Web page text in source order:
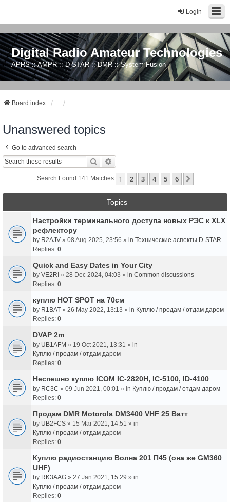
Login
Digital Radio Amateur Technologies
APRS :: AMPR :: D-STAR :: DMR :: System Fusion
Board index
Unanswered topics
Go to advanced search
Search
Search Found 141 Matches 1 2 3 4 5 6
Topics
Настройки терминального доступа новых РЭС к XLX
рефлектору
by R2AJV » 08 Aug 2025, 23:56 » in Технические аспекты D-STAR
Replies: 0
Quick and Easy Dates in Your City
by VE2RI » 28 Dec 2024, 04:03 » in Common discussions
Replies: 0
куплю HOT SPOT на 70см
by R1BAT » 26 May 2022, 13:13 » in Куплю / продам / отдам даром
Replies: 0
DVAP 2m
by UB1AFM » 19 Oct 2021, 13:31 » in
Куплю / продам / отдам даром
Replies: 0
Неспешно куплю ICOM IC-2820H, IC-5100, ID-4100
by RC3C » 09 Jun 2021, 00:01 » in Куплю / продам / отдам даром
Replies: 0
Продам DMR Motorola DM3400 VHF 25 Ватт
by UB2FCS » 15 Mar 2021, 14:51 » in
Куплю / продам / отдам даром
Replies: 0
Куплю радиостанцию Волна 201 П45 (она же GM360
UHF)
by RK3AAG » 27 Jan 2021, 15:29 » in
Куплю / продам / отдам даром
Replies: 0